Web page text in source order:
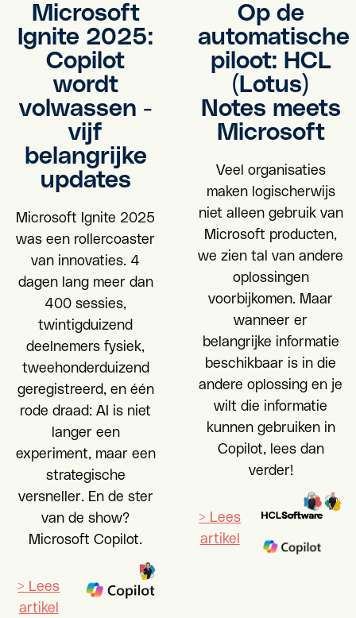
Microsoft
Ignite 2025:
Copilot
wordt
volwassen -
vijf
belangrijke
updates
Microsoft Ignite 2025
was een rollercoaster
van innovaties. 4
dagen lang meer dan
400 sessies,
twintigduizend
deelnemers fysiek,
tweehonderduizend
geregistreerd, en één
rode draad: AI is niet
langer een
experiment, maar een
strategische
versneller. En de ster
van de show?
Microsoft Copilot.
> Lees
artikel
Op de
automatische
piloot: HCL
(Lotus)
Notes meets
Microsoft
Veel organisaties
maken logischerwijs
niet alleen gebruik van
Microsoft producten,
we zien tal van andere
oplossingen
voorbijkomen. Maar
wanneer er
belangrijke informatie
beschikbaar is in die
andere oplossing en je
wilt die informatie
kunnen gebruiken in
Copilot, lees dan
verder!
> Lees
artikel